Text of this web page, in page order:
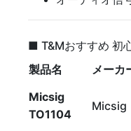
■ T&Mおすすめ 初
製品名
メーカ
Micsig
TO1104
Micsig